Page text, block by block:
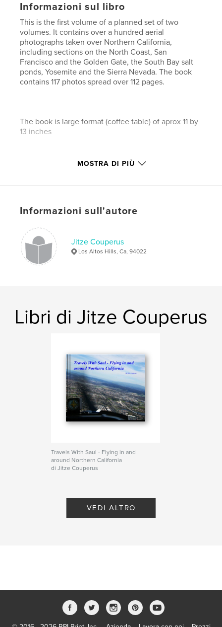
Informazioni sul libro
This is the first volume of a planned set of two
volumes. It contains over a hundred aerial
photographs taken over Northern California,
including sections on the North Coast, San
Francisco and the Golden Gate, the South Bay salt
ponds, Yosemite and the Sierra Nevada. The book
contains 117 photos spread over 112 pages.
The book is large format (coffee table) of aprox 11 by
13 inches
Funzionalità e dettagli
N° di pagine:114
Data di pubblicazione:
LinguaEnglish
Parole chiave
MOSTRA DI PIÙ
Informazioni sull'autore
Jitze Couperus
Los Altos Hills, Ca, 94022
Libri di Jitze Couperus
Travels With Saul - Flying in and
around Northern California
di Jitze Couperus
VEDI ALTRO